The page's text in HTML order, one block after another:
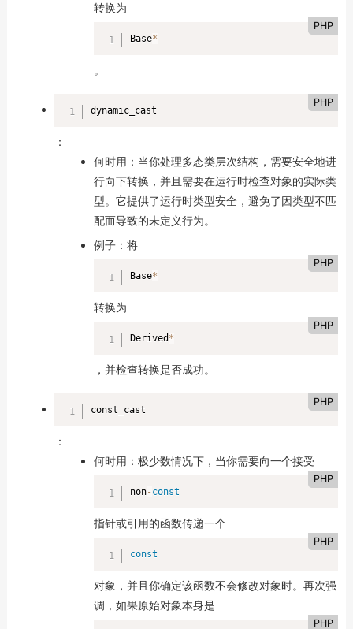
转换为
PHP
Base*
。
PHP
dynamic_cast
：
何时用：当你处理多态类层次结构，需要安全地进
行向下转换，并且需要在运行时检查对象的实际类
型。它提供了运行时类型安全，避免了因类型不匹
配而导致的未定义行为。
例子：将
PHP
Base*
转换为
PHP
Derived *
，并检查转换是否成功。
PHP
const_cast
：
何时用：极少数情况下，当你需要向一个接受
PHP
non-const
指针或引用的函数传递一个
PHP
const
对象，并且你确定该函数不会修改对象时。再次强
调，如果原始对象本身是
PHP